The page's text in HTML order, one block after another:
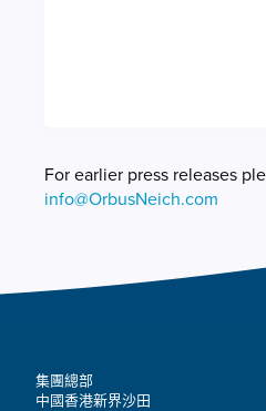
For earlier press releases
info@OrbusNeich.com
集團總部
中國香港新界沙田